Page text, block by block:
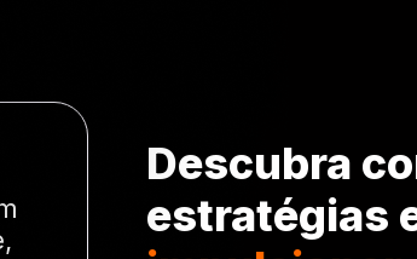
Descubra
estratégias